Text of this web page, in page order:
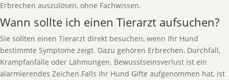
Erbrechen auszulösen, ohne Fachwissen.
Wann sollte ich einen Tierarzt aufsuchen?
Sie sollten einen Tierarzt direkt besuchen, wenn Ihr Hund
bestimmte Symptome zeigt. Dazu gehören Erbrechen, Durchfall,
Krampfanfälle oder Lähmungen. Bewusstseinsverlust ist ein
alarmierendes Zeichen.Falls Ihr Hund Gifte aufgenommen hat, ist